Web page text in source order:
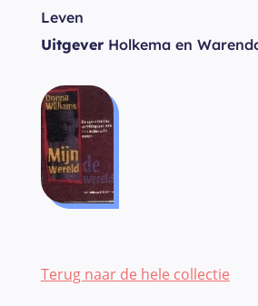
Leven
Uitgever Holkema en
Terug naar de hele collectie